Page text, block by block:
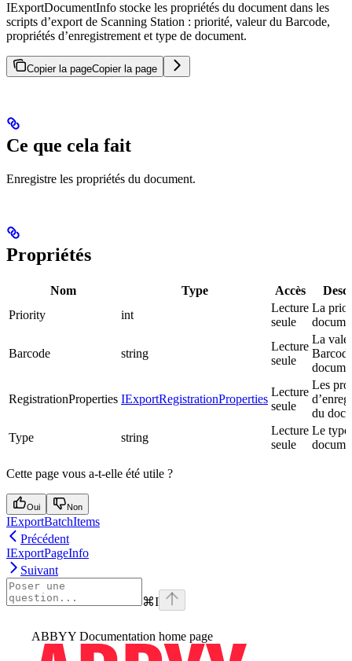
IExportDocumentInfo stocke les propriétés du document dans les
scripts d’export de Scanning Station : priorité, valeur du Barcode,
propriétés d’enregistrement et type de document.
Copier la pageCopier la page
Ce que cela fait
Enregistre les propriétés du document.
Propriétés
Nom Type Accès
Priority
int
Lecture
seule
La
Barcode string
Lecture
seule
La
RegistrationProperties IExportRegistrationProperties
Lecture
seule
Les
du
Type
string
Lecture
seule
Le type
Cette page vous a-t-elle été utile ?
Oui Non
IExportBatchItems
Précédent
IExportPageInfo
Suivant
⌘I
ABBYY Documentation home page